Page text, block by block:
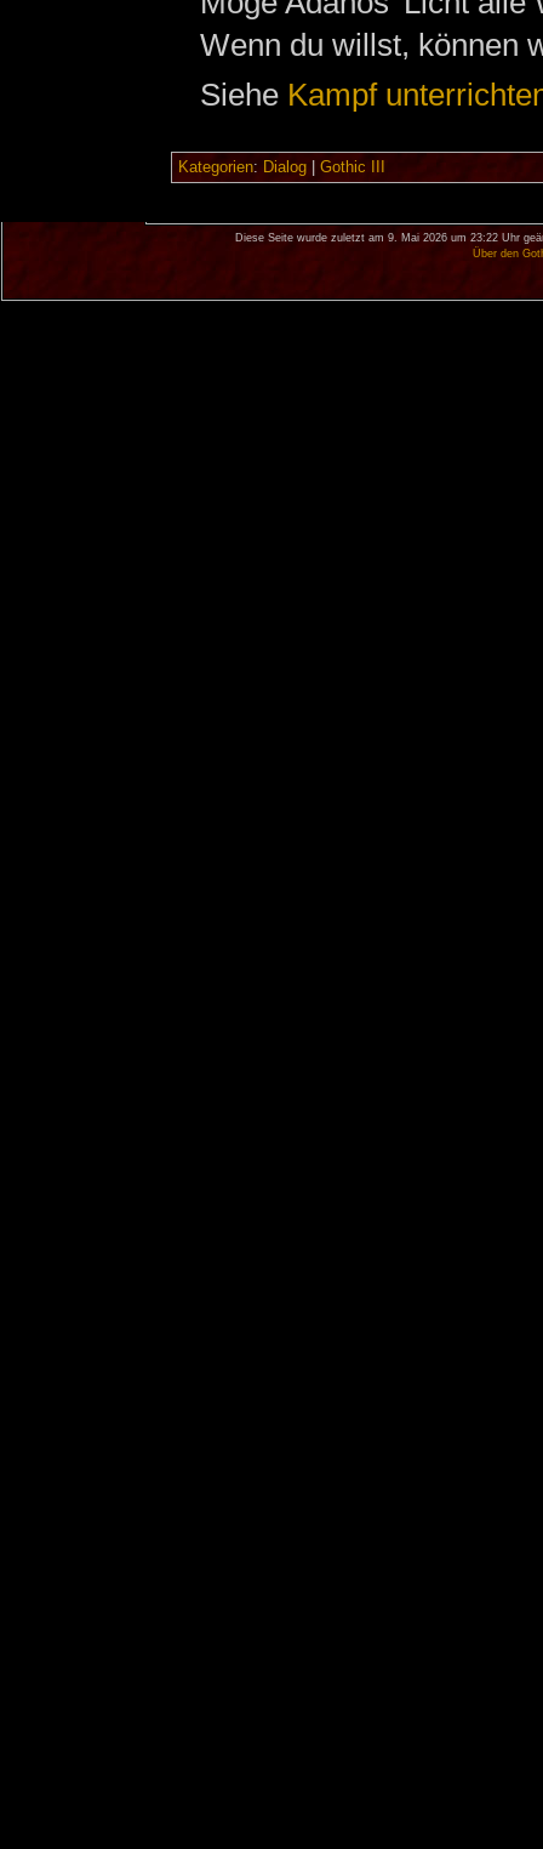
Wenn du willst, können
Siehe Kampf
Kategorien: Dialog| Gothic III
Diese Seite wurde zuletzt am 9. Mai 2026 um 23:22 Uhr
Über den